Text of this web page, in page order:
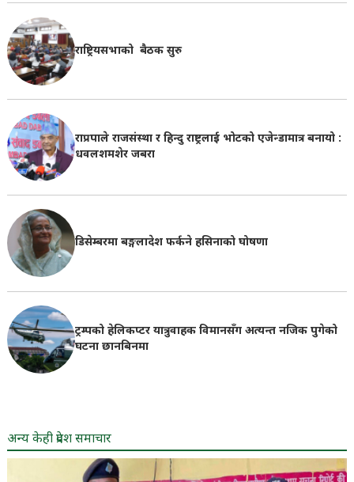
राष्ट्रियसभाको बैठक सुरु
राप्रपाले राजसंस्था र हिन्दु राष्ट्रलाई भोटको एजेन्डामात्र बनायो :
धवलशमशेर जबरा
डिसेम्बरमा बङ्गलादेश फर्कने हसिनाको घोषणा
ट्रम्पको हेलिकप्टर यात्रुवाहक विमानसँग अत्यन्त नजिक पुगेको
घटना छानबिनमा
अन्य केही प्रदेश समाचार